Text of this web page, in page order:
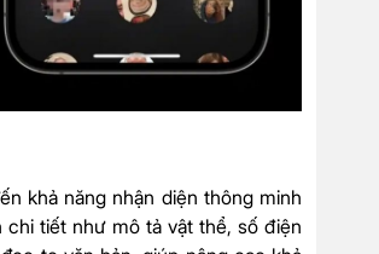
khả năng nhận diện thông minh
chi tiết như mô tả vật thể, số điện